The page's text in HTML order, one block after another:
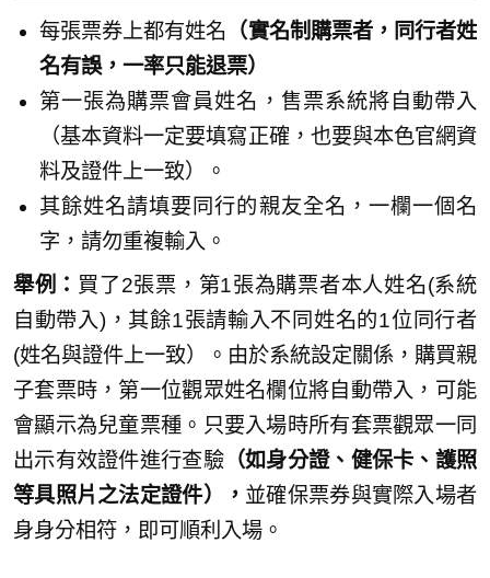
每張票券上都有姓名
（實名制購票者，同行者姓
名有誤，一率只能退票）
第一張為購票會員姓名，售票系統將自動帶入
（基本資料一定要填寫正確，也要與本色官網資
料及證件上一致）。
其餘姓名請填要同行的親友全名，一欄一個名
字，請勿重複輸入。
舉例： 買了2張票，第1張為購票者本人姓名(系統
自動帶入)，其餘1張請輸入不同姓名的1位同行者
(姓名與證件上一致）。由於系統設定關係，購買親
子套票時，第一位觀眾姓名欄位將自動帶入，可能
會顯示為兒童票種。只要入場時所有套票觀眾一同
出示有效證件進行查驗（如身分證、健保卡、護照
等具照片之法定證件）， 並確保票券與實際入場者
身身分相符，即可順利入場。